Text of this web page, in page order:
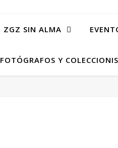
ZGZ SIN ALMA
FOTÓGRAFOS Y